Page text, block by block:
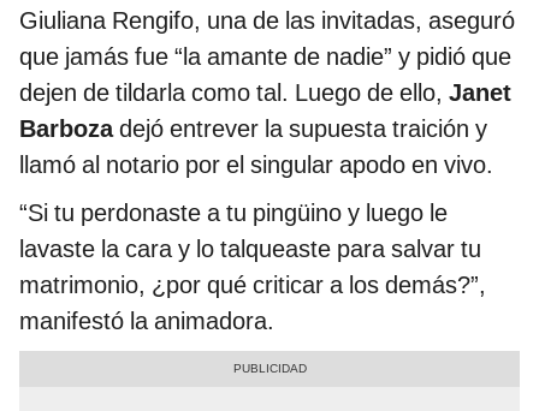
Giuliana Rengifo, una de las invitadas, aseguró
que jamás fue “la amante de nadie” y pidió que
dejen de tildarla como tal. Luego de ello, Janet
Barbozadejó entrever la supuesta traición y
llamó al notario por el singular apodo en vivo.
“Si tu perdonaste a tu pingüino y luego le
lavaste la cara y lo talqueaste para salvar tu
matrimonio, ¿por qué criticar a los demás?”,
manifestó la animadora.